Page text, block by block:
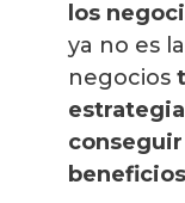
los
ya no es
negocios